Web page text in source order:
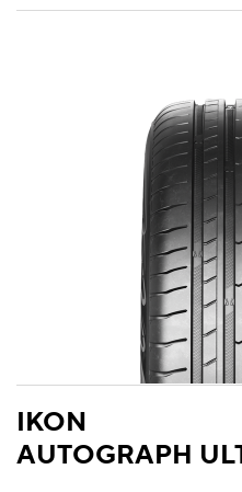
IKON
AUTOGRAPH